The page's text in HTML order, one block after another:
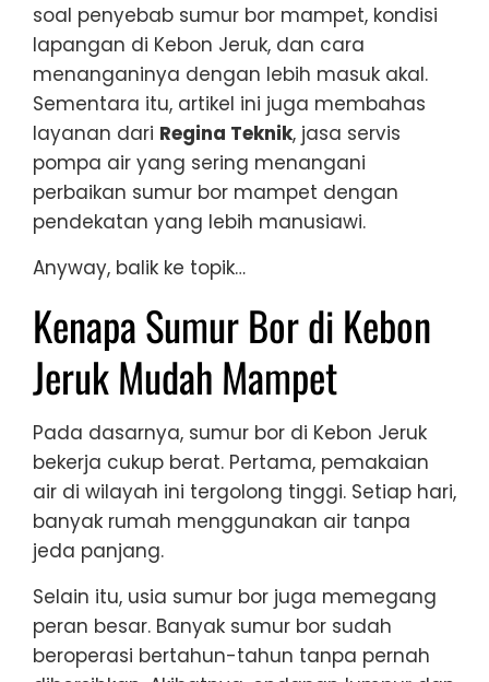
soal penyebab sumur bor mampet, kondisi
lapangan di Kebon Jeruk, dan cara
menanganinya dengan lebih masuk akal.
Sementara itu, artikel ini juga membahas
layanan dari Regina Teknik, jasa servis
pompa air yang sering menangani
perbaikan sumur bor mampet dengan
pendekatan yang lebih manusiawi.
Anyway, balik ke topik…
Kenapa Sumur Bor di Kebon
Jeruk Mudah Mampet
Pada dasarnya, sumur bor di Kebon Jeruk
bekerja cukup berat. Pertama, pemakaian
air di wilayah ini tergolong tinggi. Setiap hari,
banyak rumah menggunakan air tanpa
jeda panjang.
Selain itu, usia sumur bor juga memegang
peran besar. Banyak sumur bor sudah
beroperasi bertahun-tahun tanpa pernah